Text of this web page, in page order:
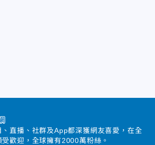
直播、社群及App都深獲網友喜愛，在全
歡迎，全球擁有2000萬粉絲。